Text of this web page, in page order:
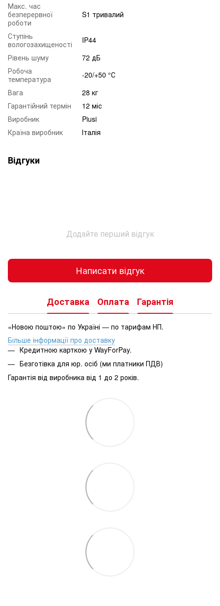
Макс. час
безперервної
роботи
S1 тривалий
Ступінь
вологозахищеності
IP44
Рівень шуму
72 дБ
Робоча
температура
-20/+50 °С
Вага
28 кг
Гарантійний термін
12 міс
Виробник
Piusi
Країна виробник
Італія
Відгуки
Додайте перший відгук
Написати відгук
Доставка Оплата Гарантія
«Новою поштою» по Україні — по тарифам НП.
Більше інформації про доставку
Кредитною карткою у WayForPay.
Безготівка для юр. осіб (ми платники ПДВ)
Гарантія від виробника від 1 до 2 років.